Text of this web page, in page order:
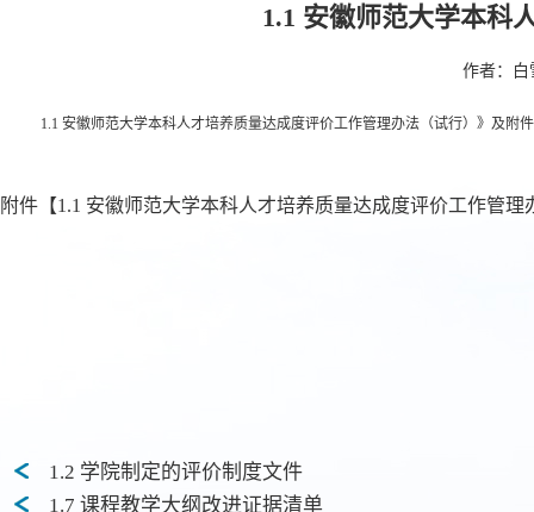
1.1 安徽师范大学本科
作者：白
1.1 安徽师范大学本科人才培养质量达成度评价工作管理办法（试行）》及附件
附件【1.1 安徽师范大学本科人才培养质量达成度评价工作管理
1.2 学院制定的评价制度文件
1.7 课程教学大纲改进证据清单